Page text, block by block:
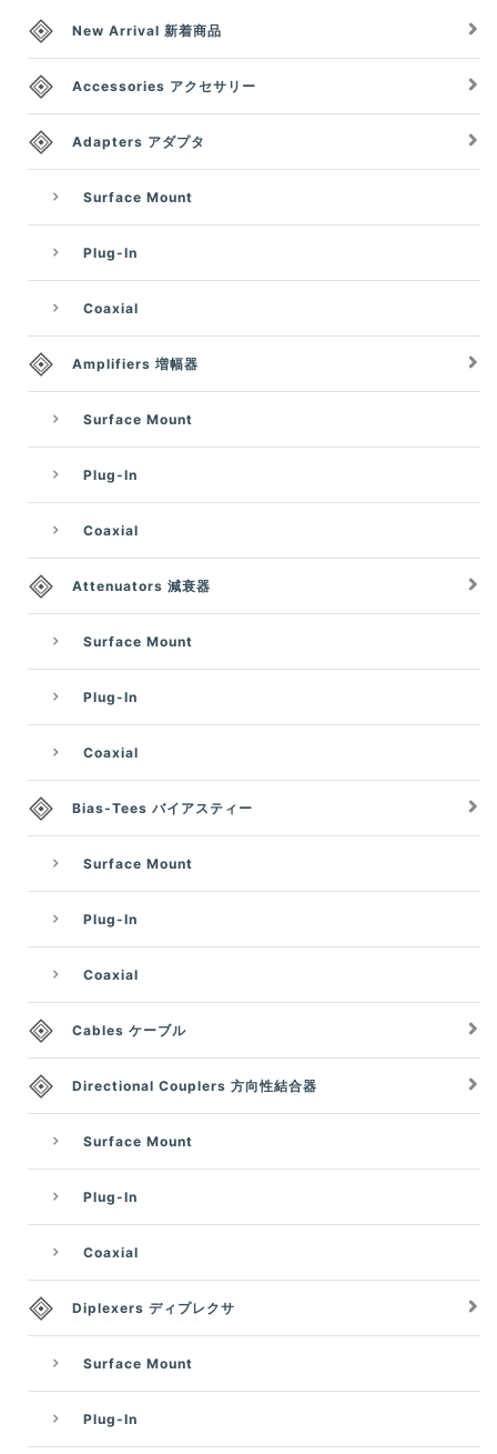
New Arrival 新着商品
Accessories アクセサリー
Adapters アダプタ
Surface Mount
Plug-In
Coaxial
Amplifiers 増幅器
Surface Mount
Plug-In
Coaxial
Attenuators 減衰器
Surface Mount
Plug-In
Coaxial
Bias-Tees バイアスティー
Surface Mount
Plug-In
Coaxial
Cables ケーブル
Directional Couplers 方向性結合器
Surface Mount
Plug-In
Coaxial
Diplexers ディプレクサ
Surface Mount
Plug-In